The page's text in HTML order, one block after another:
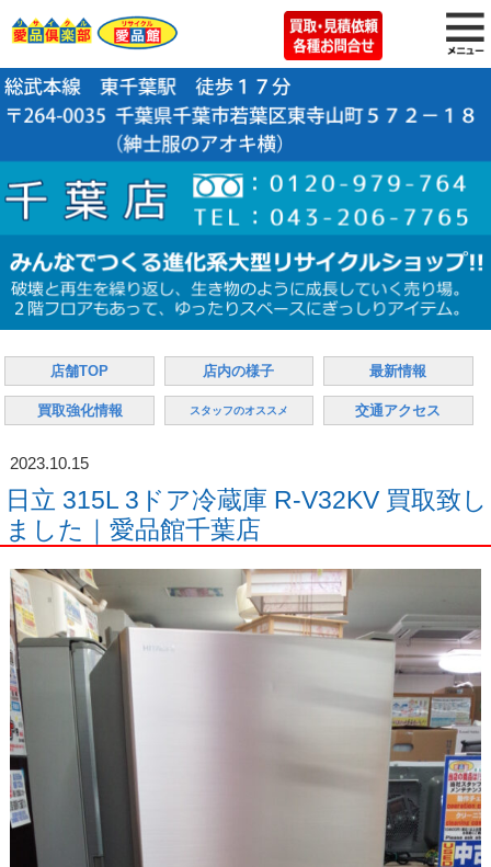
店舗TOP 店内の様子 最新情報
買取強化情報 スタッフのオススメ 交通アクセス
2023.10.15
日立 315L 3ドア冷蔵庫 R-V32KV 買取致し
ました｜愛品館千葉店